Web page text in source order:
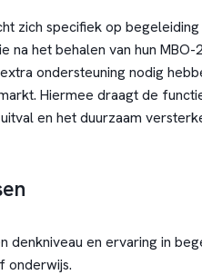
zich specifiek op
na het behalen van hun
ondersteuning nodig
Hiermee draagt de
en het duurzaam
denkniveau en ervaring in
onderwijs.